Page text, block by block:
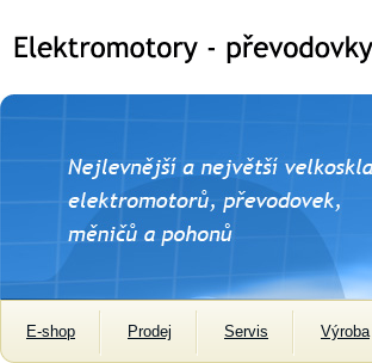
E-shop Prodej Servis Výroba